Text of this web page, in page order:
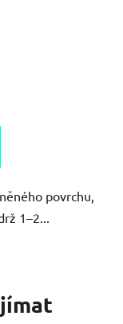
povrchu,
1–2...